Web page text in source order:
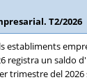
T2/2026
establiments
registra un saldo
trimestre del 2026